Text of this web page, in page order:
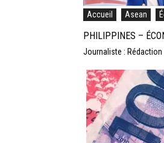
Accueil Asean
PHILIPPINES –
Journaliste : Rédaction